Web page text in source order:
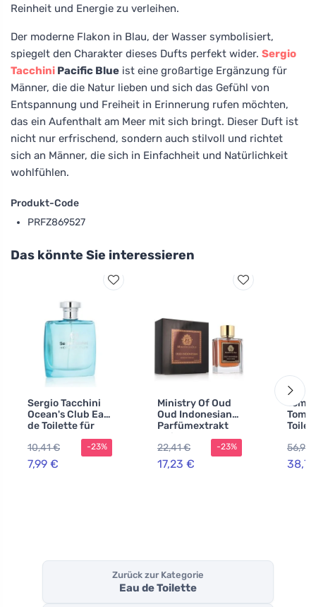
Reinheit und Energie zu verleihen.
Der moderne Flakon in Blau, der Wasser symbolisiert,
spiegelt den Charakter dieses Dufts perfekt wider. Sergio
Tacchini Pacific Blue ist eine großartige Ergänzung für
Männer, die die Natur lieben und sich das Gefühl von
Entspannung und Freiheit in Erinnerung rufen möchten,
das ein Aufenthalt am Meer mit sich bringt. Dieser Duft ist
nicht nur erfrischend, sondern auch stilvoll und richtet
sich an Männer, die sich in Einfachheit und Natürlichkeit
wohlfühlen.
Produkt-Code
PRFZ869527
Das könnte Sie interessieren
Sergio Tacchini
Ocean's Club Eau
de Toilette für
10,41 €
7,99 €
-23%
Ministry Of Oud
Oud Indonesian
Parfümextrakt
Unisex
22,41 €
17,23 €
-23%
56,97
Zurück zur Kategorie
Eau de Toilette